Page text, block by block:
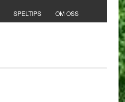
SPELTIPS OM OSS